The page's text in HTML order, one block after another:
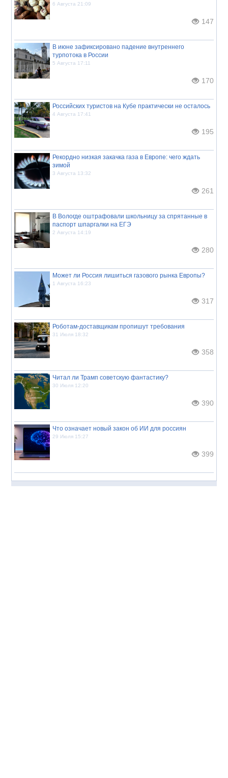
6 Августа 21:09
147
В июне зафиксировано падение внутреннего
турпотока в России
5 Августа 17:11
170
Российских туристов на Кубе практически не осталось
4 Августа 17:41
195
Рекордно низкая закачка газа в Европе: чего ждать
зимой
3 Августа 13:32
261
В Вологде оштрафовали школьницу за спрятанные в
паспорт шпаргалки на ЕГЭ
2 Августа 14:19
280
Может ли Россия лишиться газового рынка Европы?
1 Августа 16:23
317
Роботам-доставщикам пропишут требования
31 Июля 18:32
358
Читал ли Трамп советскую фантастику?
30 Июля 12:20
390
Что означает новый закон об ИИ для россиян
29 Июля 15:27
399